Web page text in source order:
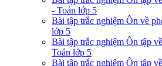
- Toán lớp 5
Bài tập trắc nghiệm Ôn về
lớp 5
Bài tập trắc nghiệm Ôn tập
Toán lớp 5
Bài tập trắc nghiệm Ôn tập